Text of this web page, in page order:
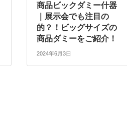
商品ビックダミー什器
｜展示会でも注目の
的？！ビッグサイズの
商品ダミーをご紹介！
2024年6月3日